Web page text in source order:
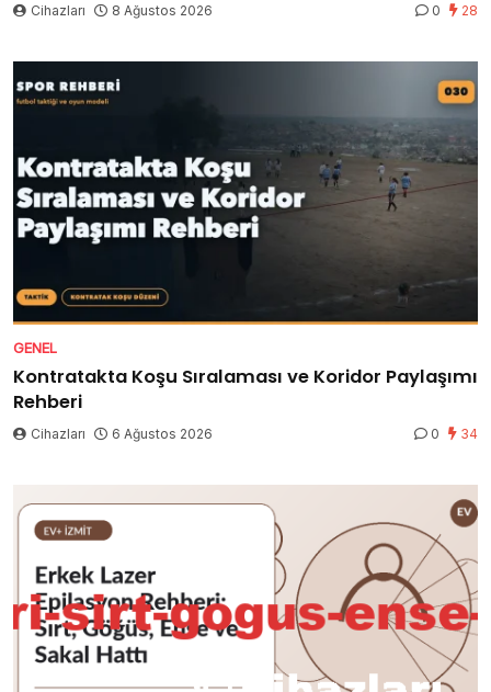
Cihazları 8 Ağustos 2026 0 28
GENEL
Kontratakta Koşu Sıralaması ve Koridor Paylaşımı
Rehberi
Cihazları 6 Ağustos 2026 0 34